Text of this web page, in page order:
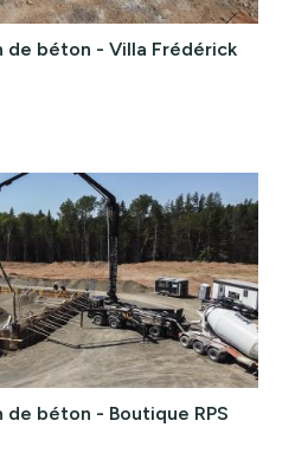
béton - Villa Frédérick
béton - Boutique RPS